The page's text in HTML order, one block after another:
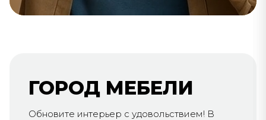
ГОРОД МЕБЕЛИ
Обновите интерьер с удовольствием! В